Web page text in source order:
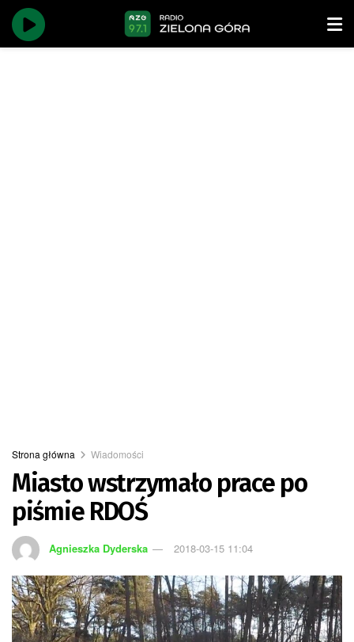
Strona główna Wiadomości
Miasto wstrzymało prace po
piśmie RDOŚ
Agnieszka Dyderska 2018-03-15 11:04